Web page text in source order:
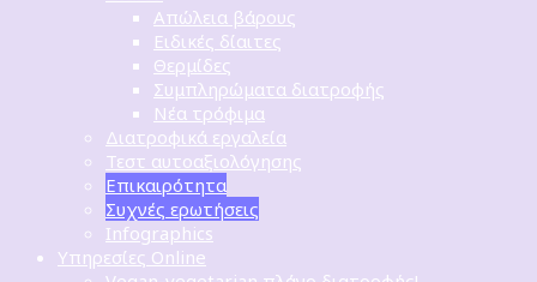
Απώλεια βάρους
Ειδικές δίαιτες
Θερμίδες
Συμπληρώματα διατροφής
Νέα τρόφιμα
Διατροφικά εργαλεία
Τεστ αυτοαξιολόγησης
Επικαιρότητα
Συχνές ερωτήσεις
Infographics
Υπηρεσίες Online